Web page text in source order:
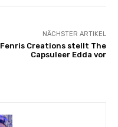
NÄCHSTER ARTIKEL
Fenris Creations stellt The
Capsuleer Edda vor